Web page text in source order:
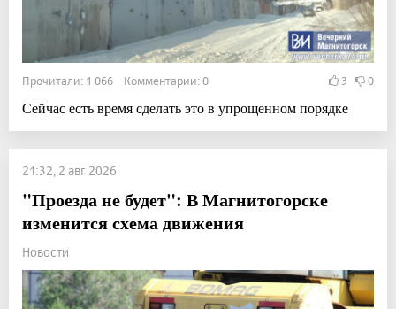
Прочитали: 1 066 Комментарии: 0 3 0
Сейчас есть время сделать это в упрощенном порядке
21:32, 2 авг 2026
"Проезда не будет": В Магнитогорске
изменится схема движения
Новости